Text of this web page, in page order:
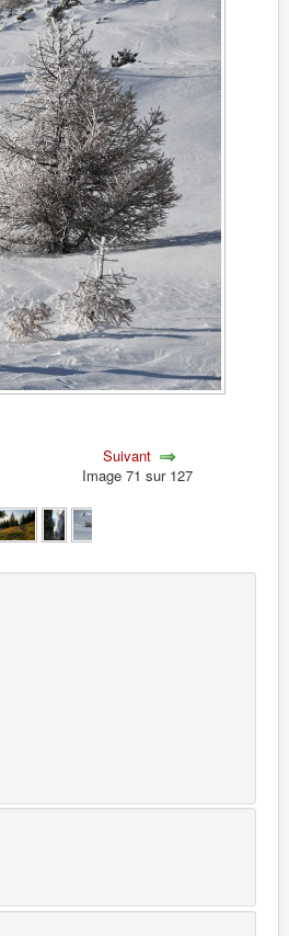
Suivant
Image 71 sur 127